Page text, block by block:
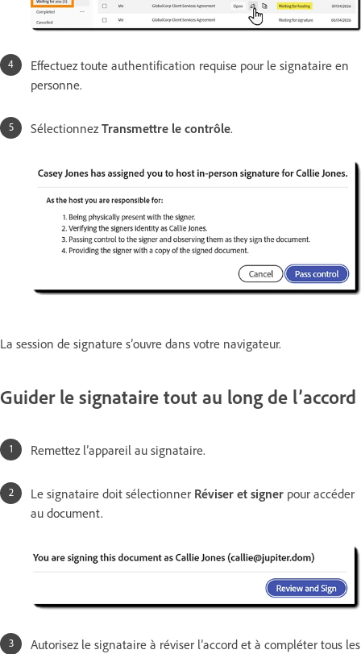
Effectuez toute authentification requise pour le signataire en
personne.
SélectionnezTransmettre le contrôle.
La session de signature s’ouvre dans votre navigateur.
Guider le signataire tout au long de l’accord
Remettez l’appareil au signataire.
Le signataire doit sélectionner Réviser et signer pour accéder
au document.
Autorisez le signataire à réviser l’accord et à compléter tous les